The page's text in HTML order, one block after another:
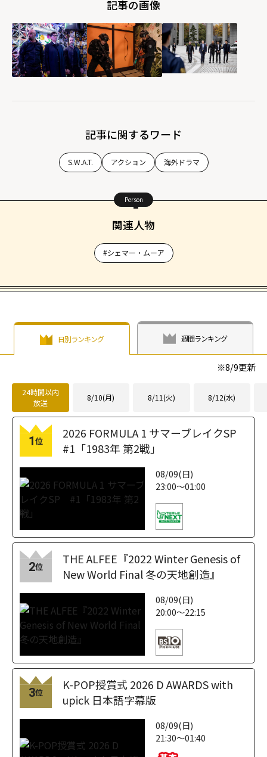
width="304"
height="203"
loading="lazy"
fetchpriority="h
igh">
最新作に支持が
集まるワケ"
width="304"
height="203"
loading="lazy"
記事の画像
記事に関するワード
S.W.A.T. アクション 海外ドラマ
Person
関連人物
#シェマー・ムーア
日別ランキング 週間ランキング
※8/9更新
24時間以内
放送
8/10(月) 8/11(火) 8/12(水)
1位
2026 FORMULA 1 サマーブレイクSP
#1「1983年 第2戦」
08/09(日)
23:00～01:00
2位
THE ALFEE『2022 Winter Genesis of
New World Final 冬の天地創造』
08/09(日)
20:00～22:15
3位
K-POP授賞式 2026 D AWARDS with
upick 日本語字幕版
08/09(日)
21:30～01:40